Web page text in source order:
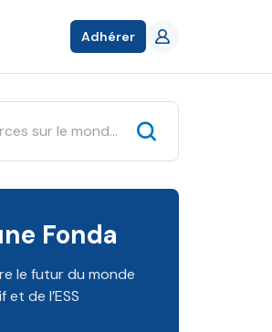
Adhérer
Fonda
le futur du monde
de l’ESS